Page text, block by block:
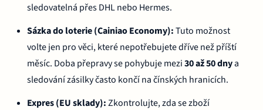
sledovatelná přes DHL nebo Hermes.
Sázka do loterie (Cainiao Economy):Tuto možnost
volte jen pro věci, které nepotřebujete dříve než příští
měsíc. Doba přepravy se pohybuje mezi30 až 50 dnya
sledování zásilky často končí na čínských hranicích.
Expres (EU sklady):Zkontrolujte, zda se zboží